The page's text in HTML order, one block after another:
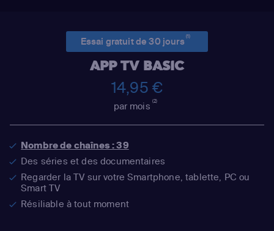
Essai gratuit de 30 jours(1)
APP TV BASIC
14,95 €
par mois(2)
Nombre de chaînes : 39
Des séries et des documentaires
Regarder la TV sur votre Smartphone, tablette, PC ou
Smart TV
Résiliable à tout moment